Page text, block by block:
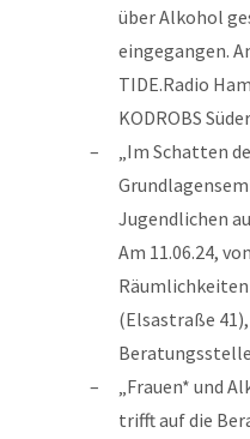
über Alkohol
eingegangen.
TIDE.Radio
KODROBS
„Im Schatten
Jugendlichen
Am 11.06.24,
Räumlichkeiten
(Elsastraße
„Frauen* und
trifft auf die